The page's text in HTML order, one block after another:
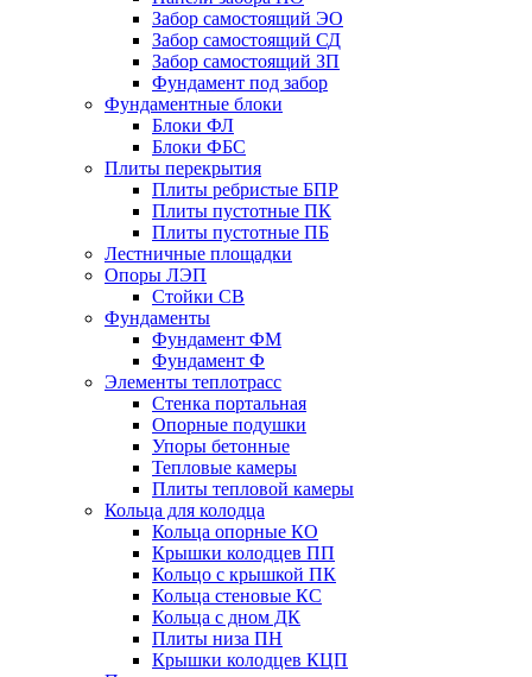
Забор самостоящий ЭО
Забор самостоящий СД
Забор самостоящий ЗП
Фyндамент под забор
Фундаментные блоки
Блоки ФЛ
Блоки ФБС
Плиты перекрытия
Плиты ребристые БПР
Плиты пустотные ПК
Плиты пустотные ПБ
Лестничные площадки
Опоры ЛЭП
Стойки СВ
Фундаменты
Фyндамент ФМ
Фyндамент Ф
Элементы теплотрасс
Стенка портальная
Опорные подушки
Упоры бетонные
Тепловые камеры
Плиты тепловой камеры
Кольца для колодца
Кольца опорные КО
Крышки колодцев ПП
Кольцо с крышкой ПК
Кольца стеновые КС
Кольца с дном ДК
Плиты низа ПН
Крышки колодцев КЦП